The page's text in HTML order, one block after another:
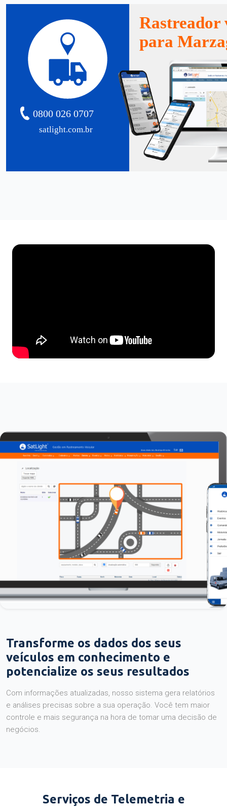
satlight.com.br
0800 026 0707
Rastreador
para
Transforme os dados dos seus
veículos em conhecimento e
potencialize os seus resultados
Com informações atualizadas, nosso sistema gera relatórios
e análises precisas sobre a sua operação. Você tem maior
controle e mais segurança na hora de tomar uma decisão de
negócios.
Serviços de Telemetria e